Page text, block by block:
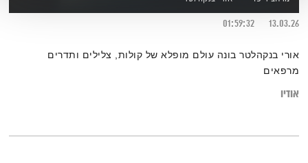
13.03.26
01:59:32
אורי בנקהלטר בונה עולם מופלא של קולות, צלילים ותדרים
מרפאים
אודיו